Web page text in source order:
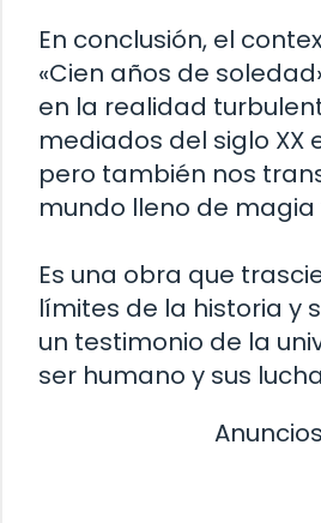
En conclusión, el
«Cien años de
en la realidad
mediados del siglo XX
pero también nos
mundo lleno de magia
Es una obra que
límites de la historia y
un testimonio de la
ser humano y sus
Anuncios